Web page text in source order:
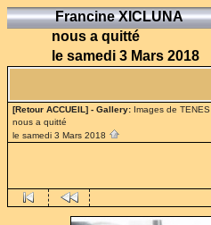
Francine XICLUNA
nous a quitté
le samedi 3 Mars 2018
[Retour ACCUEIL] - Gallery: Images de TENES
nous a quitté
le samedi 3 Mars 2018